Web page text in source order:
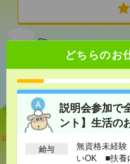
どちらのお
説明会参加で
ント】生活の
給与
無資格未経
いOK ■扶養
あなたの閲
説明会参加で全員に
活のお手伝い[派遣]